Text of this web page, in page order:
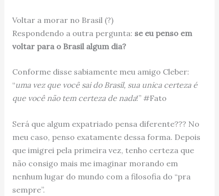
Voltar a morar no Brasil (?)
Respondendo a outra pergunta: se eu penso em
voltar para o Brasil algum dia?
Conforme disse sabiamente meu amigo Cleber:
“uma vez que você sai do Brasil, sua unica certeza é
que você não tem certeza de nada!” #Fato
Será que algum expatriado pensa diferente??? No
meu caso, penso exatamente dessa forma. Depois
que imigrei pela primeira vez, tenho certeza que
não consigo mais me imaginar morando em
nenhum lugar do mundo com a filosofia do “pra
sempre”.